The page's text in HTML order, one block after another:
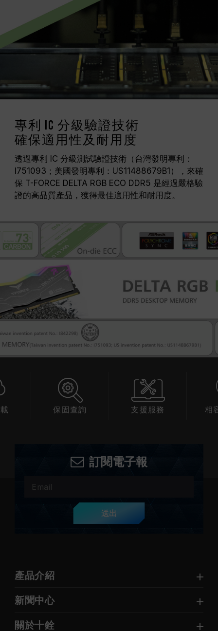
專利 IC 分級驗證技術
確保適用性及耐用度
透過專利 IC 分級測試驗證技術（台灣發明專利：
I751093；美國發明專利：US11488679B1），來確
保 T-FORCE DELTA RGB ECO DDR5 是經過嚴格驗
證的高品質產品，獲得最佳適用性和耐用度。
保固查詢 支援服務 相
訂閱電子報
送出
產品介紹
新聞中心
關於十銓